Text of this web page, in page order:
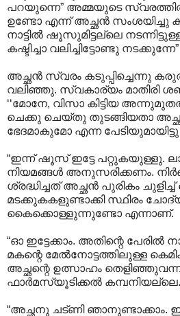
പറയുന്നെ” അമ്മയുടെ
ഉണ്ടോ എന്ന് അച്ഛൻ സംശയിച്ചു
നാട്ടിൽ ഷൂസുമിട്ടല്ലെ
കഷ്ടിച്ചാ വലിച്ചിട്ടോണ്ടു നടക്കുന്നേ”
അച്ഛൻ സ്വരം കടുപ്പിച്ചെന്നു
വലിഞ്ഞു. സ്വകാര്യം മാതിരി
‘‘മോനേ, വിസാ കിട്ടിയ
ചെക്കു ചെയ്തു തുടങ്ങിയതാ
ഭേദമാകുമോ എന്ന
“ഇന്ന് ഷൂസ് ഇട്ടേ പറ്റുകയുള്ളു.
നിയമങ്ങൾ അനുസരിക്കണം.
ശ്രദ്ധിച്ചത് അച്ഛൻ പുരികം ചുളിച്ച്
മടക്കുകകളുണ്ടാക്കി സ്ഥിരം
കൈക്കൊള്ളുന്നുണ്ടോ എന്നാണ്.
“ഓ ഇട്ടേക്കാം. അതിന്റെ പേരിൽ
മകന്റെ മേൽനോട്ടത്തിലുള്ള
അച്ഛന്റെ ഉത്സാഹം
ഫാർമസ്യൂടിക്കൽ കമ്പനിയല്ലെ.
“അച്ഛനു ചട്ണി ഞാനുണ്ടാക്കാം.